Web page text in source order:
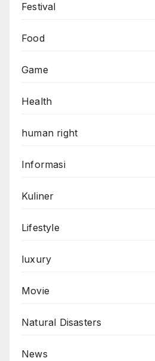
Festival
Food
Game
Health
human right
Informasi
Kuliner
Lifestyle
luxury
Movie
Natural Disasters
News